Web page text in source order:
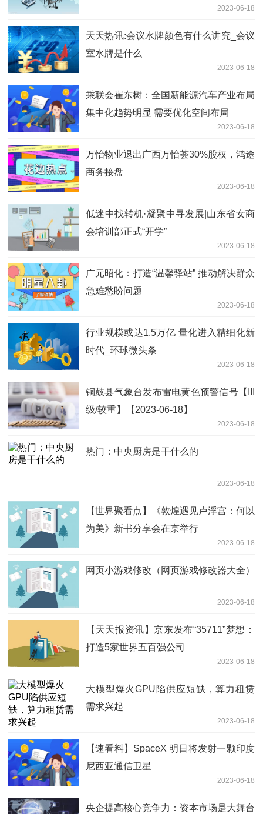
2023-06-18
天天热讯:会议水牌颜色有什么讲究_会议
室水牌是什么
2023-06-18
乘联会崔东树：全国新能源汽车产业布局
集中化趋势明显 需要优化空间布局
2023-06-18
万怡物业退出广西万怡荟30%股权，鸿途
商务接盘
2023-06-18
低迷中找转机·凝聚中寻发展|山东省女商
会培训部正式“开学”
2023-06-18
广元昭化：打造“温馨驿站” 推动解决群众
急难愁盼问题
2023-06-18
行业规模或达1.5万亿 量化进入精细化新
时代_环球微头条
2023-06-18
铜鼓县气象台发布雷电黄色预警信号【III
级/较重】【2023-06-18】
2023-06-18
热门：中央厨房是干什么的
2023-06-18
【世界聚看点】《敦煌遇见卢浮宫：何以
为美》新书分享会在京举行
2023-06-18
网页小游戏修改（网页游戏修改器大全）
2023-06-18
【天天报资讯】京东发布“35711”梦想：
打造5家世界五百强公司
2023-06-18
大模型爆火GPU陷供应短缺，算力租赁
需求兴起
2023-06-18
【速看料】SpaceX 明日将发射一颗印度
尼西亚通信卫星
2023-06-18
央企提高核心竞争力：资本市场是大舞台